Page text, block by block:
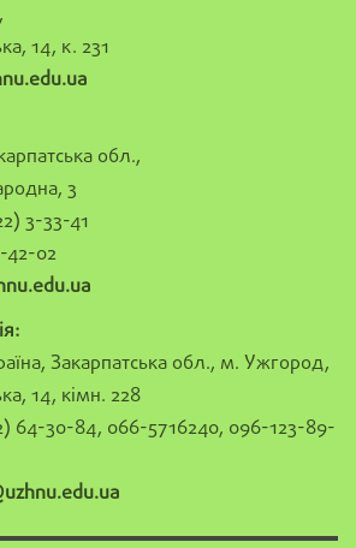
14, к. 231
обл.,
3
3-33-41
42-02
Закарпатська обл., м. Ужгород,
14, кімн. 228
64-30-84, 066-5716240, 096-123-89-